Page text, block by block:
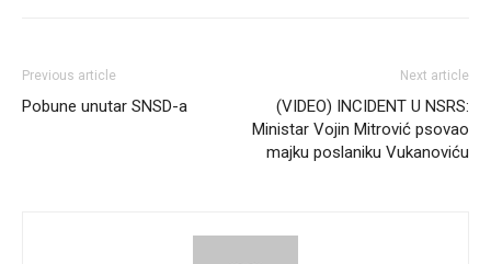
Previous article
Pobune unutar SNSD-a
Next article
(VIDEO) INCIDENT U NSRS:
Ministar Vojin Mitrović psovao
majku poslaniku Vukanoviću